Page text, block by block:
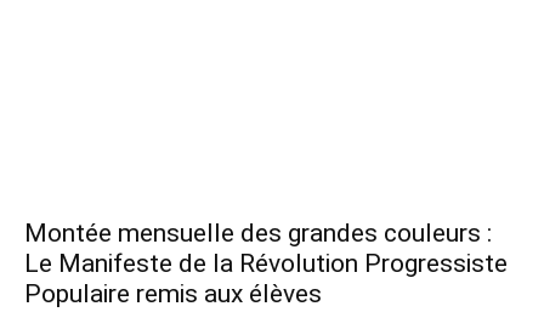
Montée mensuelle des grandes couleurs :
Le Manifeste de la Révolution Progressiste
Populaire remis aux élèves